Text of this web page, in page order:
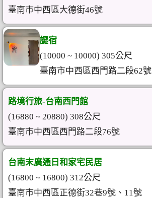
臺南市中西區大德街46號
譅宿
(10000 ~ 10000) 305公尺
臺南市中西區西門路二段62號
路境行旅-台南西門館
(16880 ~ 20880) 308公尺
臺南市中西區西門路二段76號
台南末廣通日和家宅民居
(16800 ~ 16800) 312公尺
臺南市中西區正德街32巷9號、11號